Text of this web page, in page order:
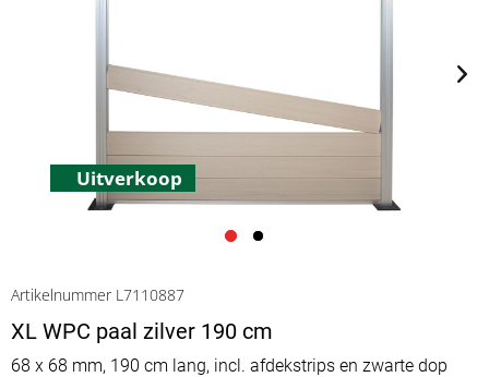
Uitverkoop
Artikelnummer L7110887
XL WPC paal zilver 190 cm
68 x 68 mm, 190 cm lang, incl. afdekstrips en zwarte dop